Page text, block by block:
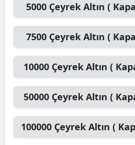
5000 Çeyrek Altın (
7500 Çeyrek Altın (
10000 Çeyrek Altın (
50000 Çeyrek Altın (
100000 Çeyrek Altın (